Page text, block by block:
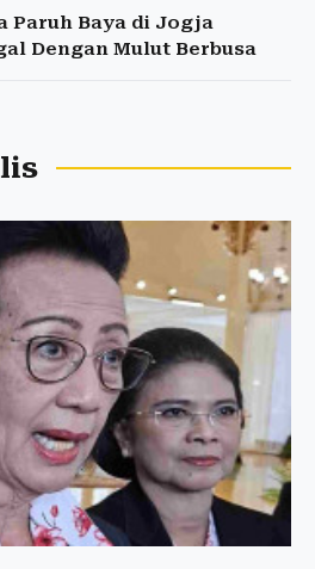
Paruh Baya di Jogja
Dengan Mulut Berbusa